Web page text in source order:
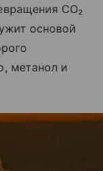
CO₂
основой
метанол и